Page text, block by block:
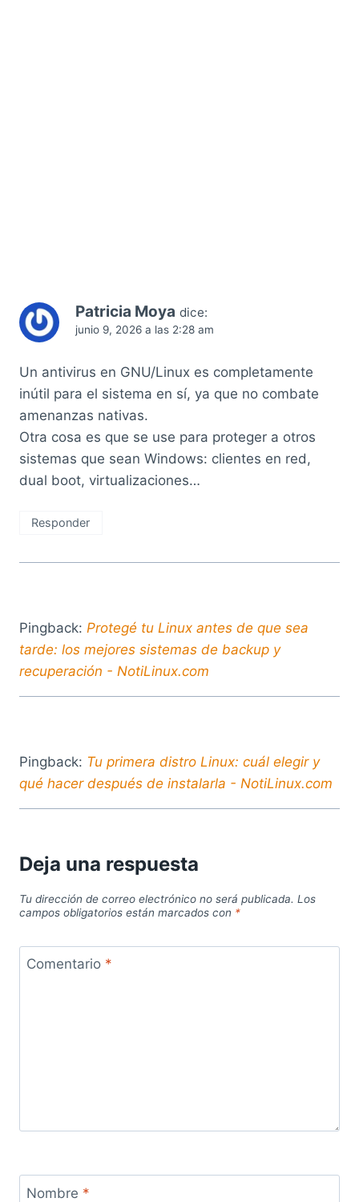
Patricia Moya dice:
junio 9, 2026 a las 2:28 am
Un antivirus en GNU/Linux es completamente
inútil para el sistema en sí, ya que no combate
amenanzas nativas.
Otra cosa es que se use para proteger a otros
sistemas que sean Windows: clientes en red,
dual boot, virtualizaciones…
Responder
Pingback: Protegé tu Linux antes de que sea
tarde: los mejores sistemas de backup y
recuperación - NotiLinux.com
Pingback: Tu primera distro Linux: cuál elegir y
qué hacer después de instalarla - NotiLinux.com
Deja una respuesta
Tu dirección de correo electrónico no será publicada. Los
campos obligatorios están marcados con *
Comentario *
Nombre *